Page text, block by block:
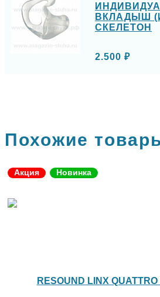
ВКЛАДЫШ
СКЕЛЕТОН
2.500 ₽
Похожие
Акция Новинка
RESOUND LINX